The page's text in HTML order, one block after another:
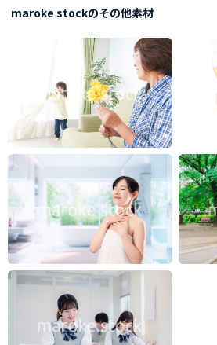
maroke stockのその他素材